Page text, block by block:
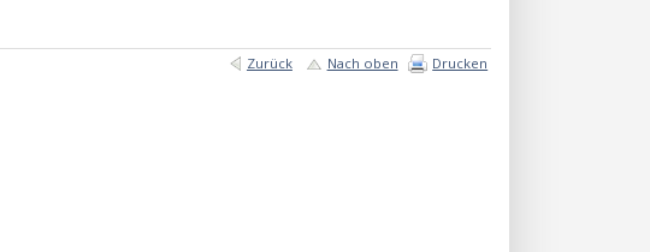
Zurück Nach oben Drucken